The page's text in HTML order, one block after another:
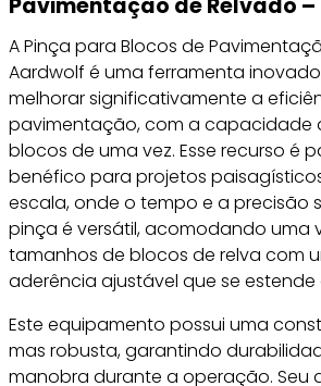
Pavimentação de Relvado –
A Pinça para Blocos de
Aardwolf é uma ferramenta
melhorar significativamente a
pavimentação, com a capacidade
blocos de uma vez. Esse recurso é
benéfico para projetos
escala, onde o tempo e a precisão
pinça é versátil, acomodando uma
tamanhos de blocos de relva com
aderência ajustável que se estende
Este equipamento possui uma
mas robusta, garantindo
manobra durante a operação. Seu